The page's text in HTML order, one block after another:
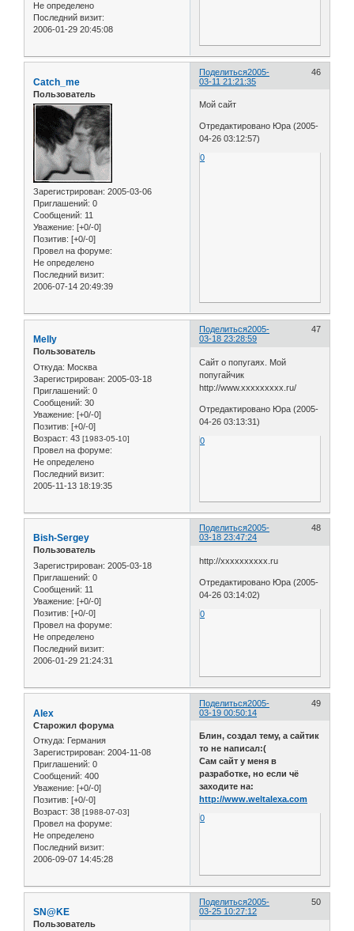
Не определено
Последний визит:
2006-01-29 20:45:08
Поделиться 46
2005-
03-11 21:21:35
Catch_me
Пользователь
Зарегистрирован: 2005-03-06
Приглашений: 0
Сообщений: 11
Уважение: [+0/-0]
Позитив: [+0/-0]
Провел на форуме:
Не определено
Последний визит:
2006-07-14 20:49:39
Мой сайт
Отредактировано Юра (2005-
04-26 03:12:57)
0
Поделиться 47
2005-
03-18 23:28:59
Melly
Пользователь
Откуда: Москва
Зарегистрирован: 2005-03-18
Приглашений: 0
Сообщений: 30
Уважение: [+0/-0]
Позитив: [+0/-0]
Возраст: 43 [1983-05-10]
Провел на форуме:
Не определено
Последний визит:
2005-11-13 18:19:35
Сайт о попугаях. Мой
попугайчик
http://www.ххххххххх.ru/
Отредактировано Юра (2005-
04-26 03:13:31)
0
Поделиться 48
2005-
03-18 23:47:24
Bish-Sergey
Пользователь
Зарегистрирован: 2005-03-18
Приглашений: 0
Сообщений: 11
Уважение: [+0/-0]
Позитив: [+0/-0]
Провел на форуме:
Не определено
Последний визит:
2006-01-29 21:24:31
http://хххххххххх.ru
Отредактировано Юра (2005-
04-26 03:14:02)
0
Поделиться 49
2005-
03-19 00:50:14
Alex
Старожил форума
Откуда: Германия
Зарегистрирован: 2004-11-08
Приглашений: 0
Сообщений: 400
Уважение: [+0/-0]
Позитив: [+0/-0]
Возраст: 38 [1988-07-03]
Провел на форуме:
Не определено
Последний визит:
2006-09-07 14:45:28
Блин, создал тему, а сайтик
то не написал:(
Сам сайт у меня в
разработке, но если чё
заходите на:
http://www.weltalexa.com
0
Поделиться 50
2005-
03-25 10:27:12
SN@KE
Пользователь